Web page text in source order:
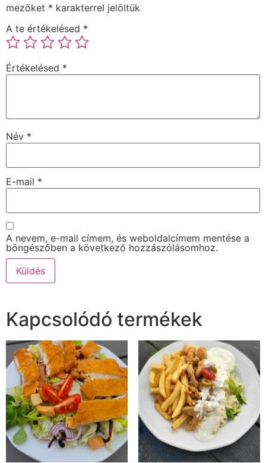
mezőket * karakterrel jelöltük
A te értékelésed *
Értékelésed *
Név *
E-mail *
A nevem, e-mail címem, és weboldalcímem mentése a
böngészőben a következő hozzászólásomhoz.
Kapcsolódó termékek